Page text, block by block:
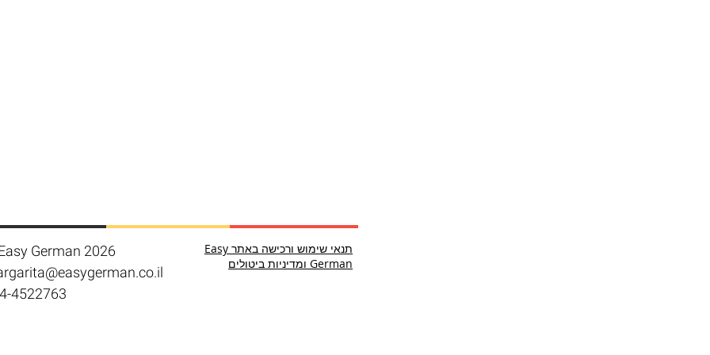
German 2026
4522763
תנאי שימוש ורכישה באתר Easy
German ומדיניות ביטולים